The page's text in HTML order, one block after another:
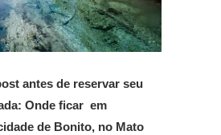
antes de reservar seu
Onde ficar em
de Bonito, no Mato